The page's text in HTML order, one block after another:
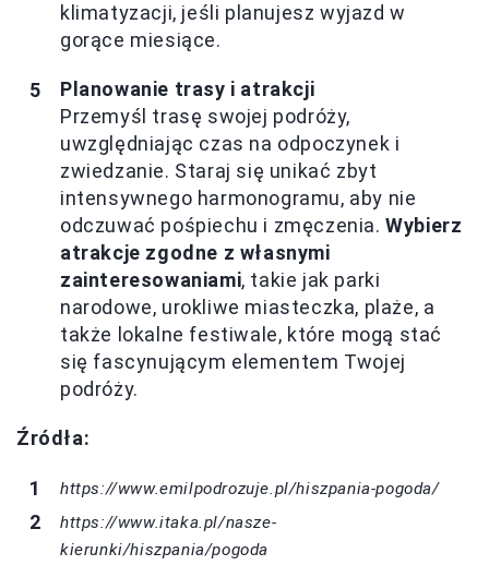
klimatyzacji, jeśli planujesz wyjazd w
gorące miesiące.
Planowanie trasy i atrakcji
Przemyśl trasę swojej podróży,
uwzględniając czas na odpoczynek i
zwiedzanie. Staraj się unikać zbyt
intensywnego harmonogramu, aby nie
odczuwać pośpiechu i zmęczenia.Wybierz
atrakcje zgodne z własnymi
zainteresowaniami, takie jak parki
narodowe, urokliwe miasteczka, plaże, a
także lokalne festiwale, które mogą stać
się fascynującym elementem Twojej
podróży.
Źródła:
https://www.emilpodrozuje.pl/hiszpania-pogoda/
https://www.itaka.pl/nasze-
kierunki/hiszpania/pogoda